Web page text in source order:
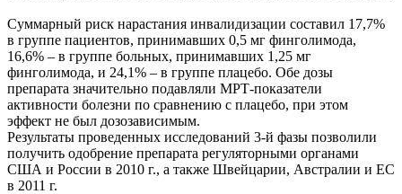
Суммарный риск нарастания инвалидизации составил 17,7%
в группе пациентов, принимавших 0,5 мг финголимода,
16,6% – в группе больных, принимавших 1,25 мг
финголимода, и 24,1% – в группе плацебо. Обе дозы
препарата значительно подавляли МРТ-показатели
активности болезни по сравнению с плацебо, при этом
эффект не был дозозависимым.
Результаты проведенных исследований 3-й фазы позволили
получить одобрение препарата регуляторными органами
США и России в 2010 г., а также Швейцарии, Австралии и ЕС
в 2011 г.